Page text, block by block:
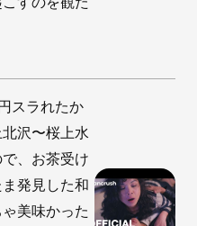
スラれたか
沢〜桜上水
、お茶受け
発見した和
美味かった